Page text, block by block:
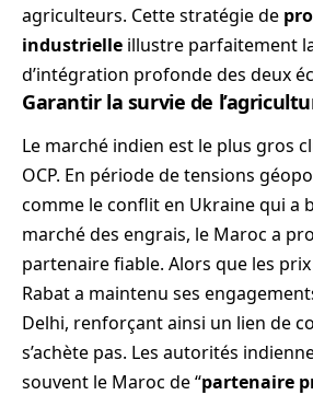
agriculteurs. Cette stratégie de
industrielle illustre parfaitement
d’intégration profonde des deux
Garantir la survie de
Le marché indien est le plus gros
OCP. En période de tensions
comme le conflit en Ukraine qui a
marché des engrais, le Maroc a
partenaire fiable. Alors que les prix
Rabat a maintenu ses
Delhi, renforçant ainsi un lien de
s’achète pas. Les autorités
souvent le Maroc de “partenaire